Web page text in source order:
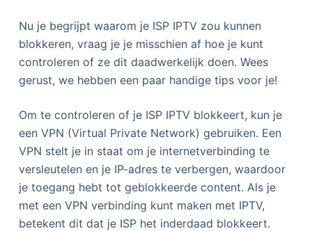
Nu je begrijpt waarom je ISP IPTV zou kunnen
blokkeren, vraag je je misschien af hoe je kunt
controleren of ze dit daadwerkelijk doen. Wees
gerust, we hebben een paar handige tips voor je!
Om te controleren of je ISP IPTV blokkeert, kun je
een VPN (Virtual Private Network) gebruiken. Een
VPN stelt je in staat om je internetverbinding te
versleutelen en je IP-adres te verbergen, waardoor
je toegang hebt tot geblokkeerde content. Als je
met een VPN verbinding kunt maken met IPTV,
betekent dit dat je ISP het inderdaad blokkeert.